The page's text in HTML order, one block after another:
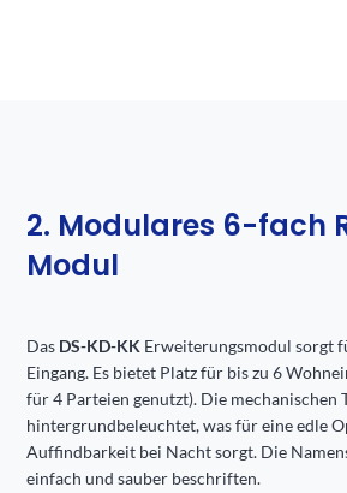
2. Modulares 6-fach
Modul
Das DS-KD-KK Erweiterungsmodul sorgt
Eingang. Es bietet Platz für bis zu 6
für 4 Parteien genutzt). Die mechanischen
hintergrundbeleuchtet, was für eine edle
Auffindbarkeit bei Nacht sorgt. Die
einfach und sauber beschriften.